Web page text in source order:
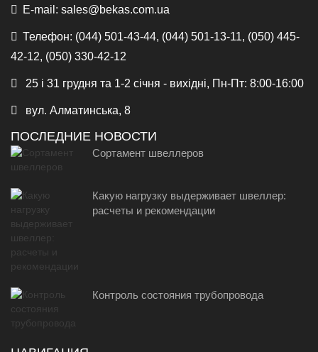
E-mail: sales@bekas.com.ua
Телефон: (044) 501-43-44, (044) 501-13-11, (050) 445-
42-12, (050) 330-42-12
25 і 31 грудня та 1-2 січня - вихідні, Пн-Пт: 8:00-16:00
вул. Алматинська, 8
ПОСЛЕДНИЕ НОВОСТИ
Сортамент швеллеров
Какую нагрузку выдерживает швеллер:
расчеты и рекомендации
Контроль состояния трубопровода